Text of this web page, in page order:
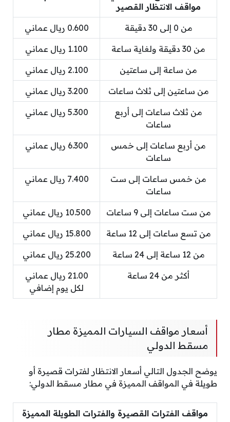
مواقف الانتظار القصير
من 0 إلى 30 دقيقة 0.600 ريال عماني
من 30 دقيقة ولغاية ساعة 1.100 ريال عماني
من ساعة إلى ساعتين 2.100 ريال عماني
من ساعتين إلى ثلاث ساعات 3.200 ريال عماني
من ثلاث ساعات إلى أربع
ساعات
5.300 ريال عماني
من أربع ساعات إلى خمس
ساعات
6.300 ريال عماني
من خمس ساعات إلى ست
ساعات
7.400 ريال عماني
من ست ساعات إلى 9 ساعات 10.500 ريال عماني
من تسع ساعات إلى 12 ساعة 15.800 ريال عماني
من 12 ساعة إلى 24 ساعة 25.200 ريال عماني
أكثر من 24 ساعة
21.00 ريال عماني
لكل يوم إضافي
أسعار مواقف السيارات المميزة مطار
مسقط الدولي
يوضح الجدول التالي أسعار الانتظار لفترات قصيرة أو
طويلة في المواقف المميزة في مطار مسقط الدولي:
مواقف الفترات القصيرة والفترات الطويلة المميزة